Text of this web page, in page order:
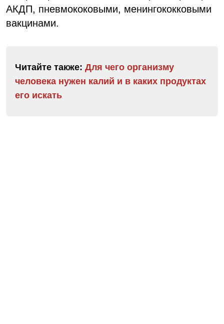
АКДП, пневмококовыми, менингококковыми
вакцинами.
Читайте также: Для чего организму
человека нужен калий и в каких продуктах
его искать